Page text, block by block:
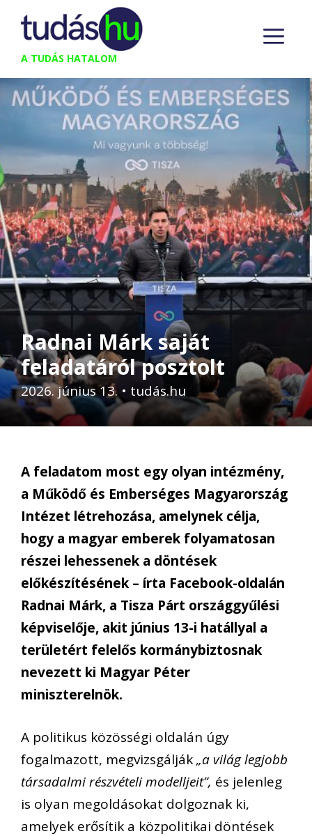
Kilépés
tartalomba
A TUDÁS HATALOM
Radnai Márk saját
feladatáról posztolt
2026. június 13. • tudás.hu
A feladatom most egy olyan intézmény,
a Működő és Emberséges Magyarország
Intézet létrehozása, amelynek célja,
hogy a magyar emberek folyamatosan
részei lehessenek a döntések
előkészítésének – írta Facebook-oldalán
Radnai Márk, a Tisza Párt országgyűlési
képviselője, akit június 13-i hatállyal a
területért felelős kormánybiztosnak
nevezett ki Magyar Péter
miniszterelnök.
A politikus közösségi oldalán úgy
fogalmazott, megvizsgálják„a világ legjobb
társadalmi részvételi modelljeit”, és jelenleg
is olyan megoldásokat dolgoznak ki,
amelyek erősítik a közpolitikai döntések